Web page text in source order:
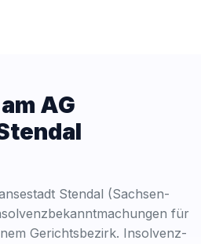
AG
Stendal (Sachsen-
für
Gerichtsbezirk. Insolvenz-